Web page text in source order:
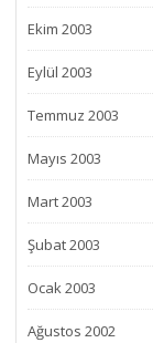
Ekim 2003
Eylül 2003
Temmuz 2003
Mayıs 2003
Mart 2003
Şubat 2003
Ocak 2003
Ağustos 2002